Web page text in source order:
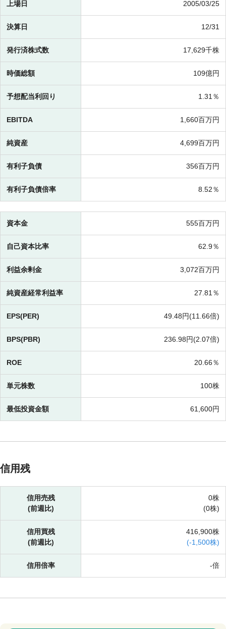
上場日 2005/03/25
決算日 12/31
発行済株式数 17,629千株
時価総額 109億円
予想配当利回り 1.31％
EBITDA 1,660百万円
純資産 4,699百万円
有利子負債 356百万円
有利子負債倍率 8.52％
資本金 555百万円
自己資本比率 62.9％
利益余剰金 3,072百万円
純資産経常利益率 27.81％
EPS(PER) 49.48円(11.66倍)
BPS(PBR) 236.98円(2.07倍)
ROE 20.66％
単元株数 100株
最低投資金額 61,600円
信用残
信用売残
(前週比)
0株
(0株)
信用買残
(前週比)
416,900株
(-1,500株)
信用倍率 -倍